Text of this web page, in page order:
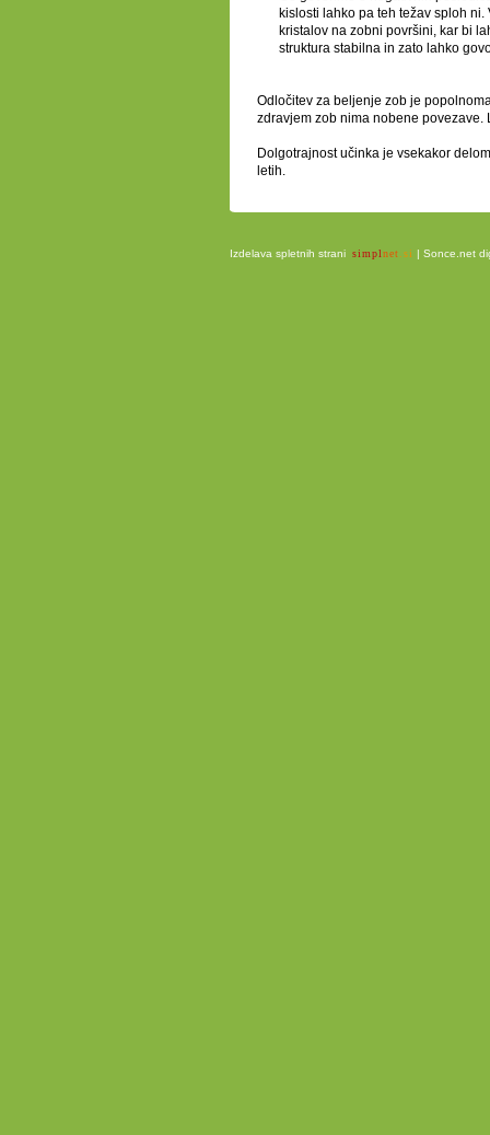
kislosti lahko pa teh težav sploh
kristalov na zobni površini, kar bi
struktura stabilna in zato lahko
Odločitev za beljenje zob je
zdravjem zob nima nobene
Dolgotrajnost učinka je vsekakor
letih.
Izdelava spletnih strani simplnet .si | Sonce.net